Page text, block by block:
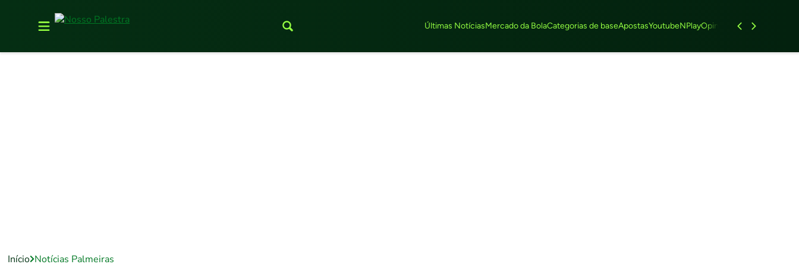
Últimas NotíciasMercado da BolaCategorias de baseApostasYoutubeNPlayOpinião Feminino
Início Notícias Palmeiras